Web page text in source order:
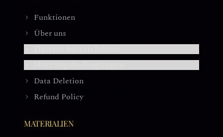
Funktionen
Über uns
Data Deletion
Refund Policy
MATERIALIEN